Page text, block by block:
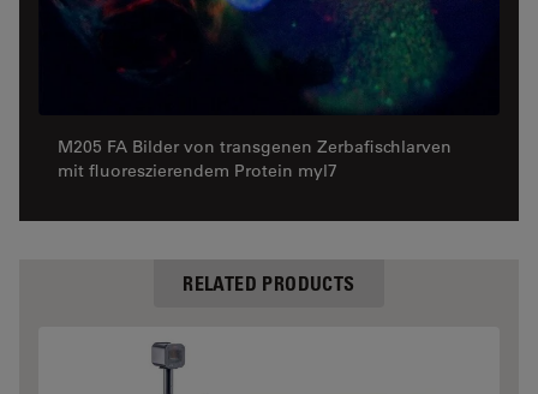
M205 FA Bilder von transgenen Zerbafischlarven
mit fluoreszierendem Protein myl7
RELATED PRODUCTS